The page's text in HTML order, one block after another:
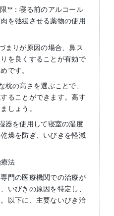
**：寝る前のアルコール
を弛緩させる薬物の使用
まりが原因の場合、鼻ス
を良くすることが有効で
です。
枕の高さを選ぶことで、
ることができます。高す
しょう。
器を使用して寝室の湿度
燥を防ぎ、いびきを軽減
法
門の医療機関での治療が
いびきの原因を特定し、
以下に、主要ないびき治